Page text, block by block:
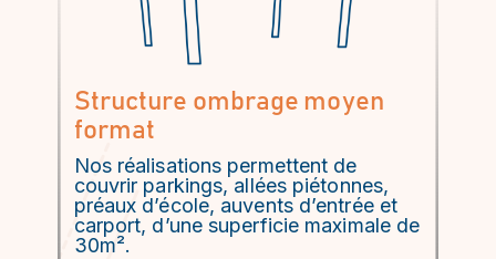
Structure ombrage moyen
format
Nos réalisations permettent de
couvrir parkings, allées piétonnes,
préaux d’école, auvents d’entrée et
carport, d’une superficie maximale de
30m².